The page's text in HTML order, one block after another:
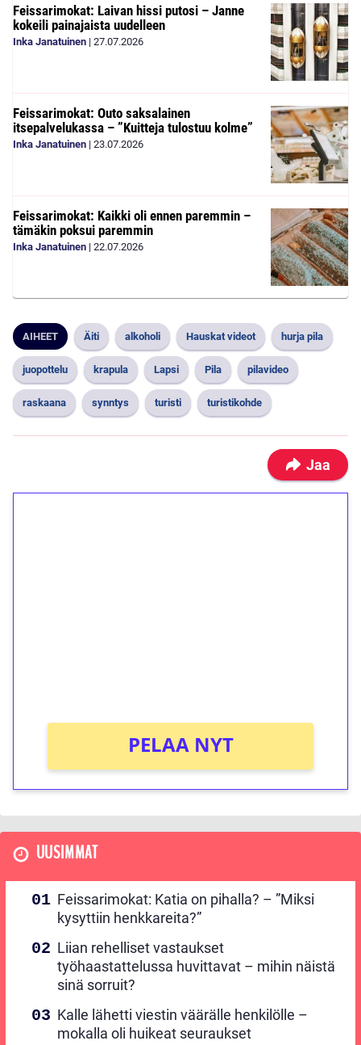
Feissarimokat: Laivan hissi putosi – Janne
kokeili painajaista uudelleen
Inka Janatuinen | 27.07.2026
Feissarimokat: Outo saksalainen
itsepalvelukassa – ”Kuitteja tulostuu kolme”
Inka Janatuinen | 23.07.2026
Feissarimokat: Kaikki oli ennen paremmin –
tämäkin poksui paremmin
Inka Janatuinen | 22.07.2026
AIHEET Äiti alkoholi Hauskat videot hurja pila
juopottelu krapula Lapsi Pila pilavideo
raskaana synntys turisti turistikohde
Jaa
PELAA NYT
UUSIMMAT
Feissarimokat: Katia on pihalla? – ”Miksi
kysyttiin henkkareita?”
Liian rehelliset vastaukset
työhaastattelussa huvittavat – mihin näistä
sinä sorruit?
Kalle lähetti viestin väärälle henkilölle –
mokalla oli huikeat seuraukset